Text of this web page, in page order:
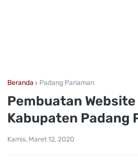
Beranda Padang Pariaman
Pembuatan Website
Kabupaten Padang
Kamis, Maret 12, 2020